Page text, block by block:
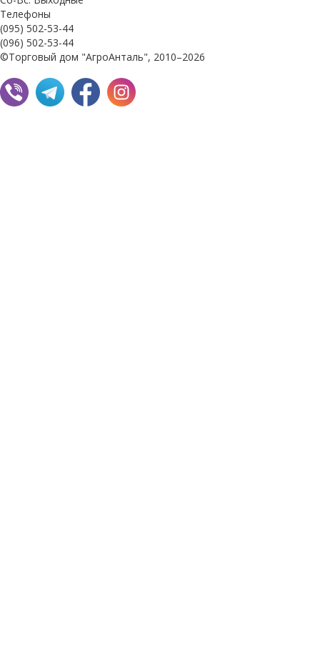
Телефоны
(095) 502-53-44
(096) 502-53-44
©Торговый дом "АгроАнталь", 2010–2026